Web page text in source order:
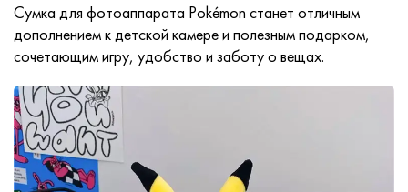
Сумка для фотоаппарата Pokémon станет отличным
дополнением к детской камере и полезным подарком,
сочетающим игру, удобство и заботу о вещах.